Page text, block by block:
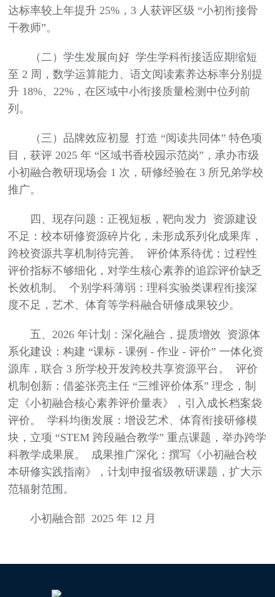
达标率较上年提升 25%，3 人获评区级 “小初衔接骨
干教师”。
（二）学生发展向好 学生学科衔接适应期缩短
至 2 周，数学运算能力、语文阅读素养达标率分别提
升 18%、22%，在区域中小衔接质量检测中位列前
列。
（三）品牌效应初显 打造 “阅读共同体” 特色项
目，获评 2025 年 “区域书香校园示范岗”，承办市级
小初融合教研现场会 1 次，研修经验在 3 所兄弟学校
推广。
四、现存问题：正视短板，靶向发力 资源建设
不足：校本研修资源碎片化，未形成系列化成果库，
跨校资源共享机制待完善。 评价体系待优：过程性
评价指标不够细化，对学生核心素养的追踪评价缺乏
长效机制。 个别学科薄弱：理科实验类课程衔接深
度不足，艺术、体育等学科融合研修成果较少。
五、2026 年计划：深化融合，提质增效 资源体
系化建设：构建 “课标 - 课例 - 作业 - 评价” 一体化资
源库，联合 3 所学校开发跨校共享资源平台。 评价
机制创新：借鉴张亮主任 “三维评价体系” 理念，制
定《小初融合核心素养评价量表》，引入成长档案袋
评价。 学科均衡发展：增设艺术、体育衔接研修模
块，立项 “STEM 跨段融合教学” 重点课题，举办跨学
科教学成果展。 成果推广深化：撰写《小初融合校
本研修实践指南》，计划申报省级教研课题，扩大示
范辐射范围。
小初融合部 2025 年 12 月